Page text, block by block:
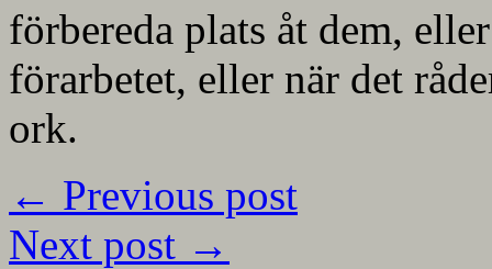
förbereda plats åt dem,
förarbetet, eller när det
ork.
← Previous post
Next post →